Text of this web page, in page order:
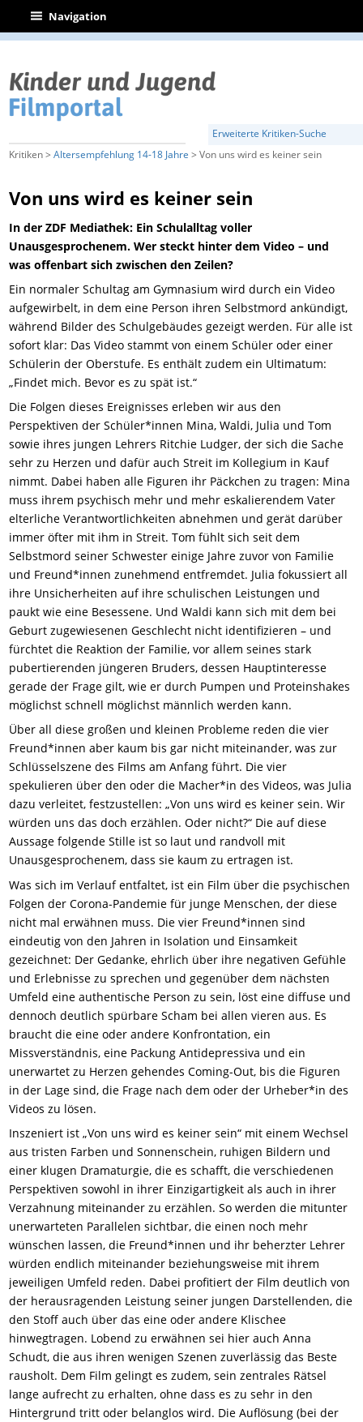
| Navigation
Erweiterte Kritiken-Suche
Kritiken >Altersempfehlung 14-18 Jahre > Von uns wird es keiner sein
Von uns wird es keiner sein
In der ZDF Mediathek: Ein Schulalltag voller
Unausgesprochenem. Wer steckt hinter dem Video – und
was offenbart sich zwischen den Zeilen?
Ein normaler Schultag am Gymnasium wird durch ein Video
aufgewirbelt, in dem eine Person ihren Selbstmord ankündigt,
während Bilder des Schulgebäudes gezeigt werden. Für alle ist
sofort klar: Das Video stammt von einem Schüler oder einer
Schülerin der Oberstufe. Es enthält zudem ein Ultimatum:
„Findet mich. Bevor es zu spät ist.“
Die Folgen dieses Ereignisses erleben wir aus den
Perspektiven der Schüler*innen Mina, Waldi, Julia und Tom
sowie ihres jungen Lehrers Ritchie Ludger, der sich die Sache
sehr zu Herzen und dafür auch Streit im Kollegium in Kauf
nimmt. Dabei haben alle Figuren ihr Päckchen zu tragen: Mina
muss ihrem psychisch mehr und mehr eskalierendem Vater
elterliche Verantwortlichkeiten abnehmen und gerät darüber
immer öfter mit ihm in Streit. Tom fühlt sich seit dem
Selbstmord seiner Schwester einige Jahre zuvor von Familie
und Freund*innen zunehmend entfremdet. Julia fokussiert all
ihre Unsicherheiten auf ihre schulischen Leistungen und
paukt wie eine Besessene. Und Waldi kann sich mit dem bei
Geburt zugewiesenen Geschlecht nicht identifizieren – und
fürchtet die Reaktion der Familie, vor allem seines stark
pubertierenden jüngeren Bruders, dessen Hauptinteresse
gerade der Frage gilt, wie er durch Pumpen und Proteinshakes
möglichst schnell möglichst männlich werden kann.
Über all diese großen und kleinen Probleme reden die vier
Freund*innen aber kaum bis gar nicht miteinander, was zur
Schlüsselszene des Films am Anfang führt. Die vier
spekulieren über den oder die Macher*in des Videos, was Julia
dazu verleitet, festzustellen: „Von uns wird es keiner sein. Wir
würden uns das doch erzählen. Oder nicht?“ Die auf diese
Aussage folgende Stille ist so laut und randvoll mit
Unausgesprochenem, dass sie kaum zu ertragen ist.
Was sich im Verlauf entfaltet, ist ein Film über die psychischen
Folgen der Corona-Pandemie für junge Menschen, der diese
nicht mal erwähnen muss. Die vier Freund*innen sind
eindeutig von den Jahren in Isolation und Einsamkeit
gezeichnet: Der Gedanke, ehrlich über ihre negativen Gefühle
und Erlebnisse zu sprechen und gegenüber dem nächsten
Umfeld eine authentische Person zu sein, löst eine diffuse und
dennoch deutlich spürbare Scham bei allen vieren aus. Es
braucht die eine oder andere Konfrontation, ein
Missverständnis, eine Packung Antidepressiva und ein
unerwartet zu Herzen gehendes Coming-Out, bis die Figuren
in der Lage sind, die Frage nach dem oder der Urheber*in des
Videos zu lösen.
Inszeniert ist „Von uns wird es keiner sein“ mit einem Wechsel
aus tristen Farben und Sonnenschein, ruhigen Bildern und
einer klugen Dramaturgie, die es schafft, die verschiedenen
Perspektiven sowohl in ihrer Einzigartigkeit als auch in ihrer
Verzahnung miteinander zu erzählen. So werden die mitunter
unerwarteten Parallelen sichtbar, die einen noch mehr
wünschen lassen, die Freund*innen und ihr beherzter Lehrer
würden endlich miteinander beziehungsweise mit ihrem
jeweiligen Umfeld reden. Dabei profitiert der Film deutlich von
der herausragenden Leistung seiner jungen Darstellenden, die
den Stoff auch über das eine oder andere Klischee
hinwegtragen. Lobend zu erwähnen sei hier auch Anna
Schudt, die aus ihren wenigen Szenen zuverlässig das Beste
rausholt. Dem Film gelingt es zudem, sein zentrales Rätsel
lange aufrecht zu erhalten, ohne dass es zu sehr in den
Hintergrund tritt oder belanglos wird. Die Auflösung (bei der